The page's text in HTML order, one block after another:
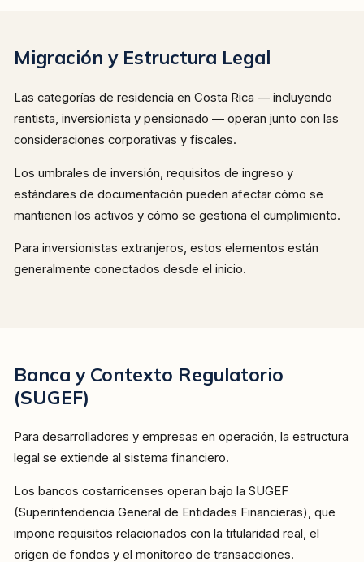
Migración y Estructura Legal
Las categorías de residencia en Costa Rica — incluyendo
rentista, inversionista y pensionado — operan junto con las
consideraciones corporativas y fiscales.
Los umbrales de inversión, requisitos de ingreso y
estándares de documentación pueden afectar cómo se
mantienen los activos y cómo se gestiona el cumplimiento.
Para inversionistas extranjeros, estos elementos están
generalmente conectados desde el inicio.
Banca y Contexto Regulatorio
(SUGEF)
Para desarrolladores y empresas en operación, la estructura
legal se extiende al sistema financiero.
Los bancos costarricenses operan bajo la SUGEF
(Superintendencia General de Entidades Financieras), que
impone requisitos relacionados con la titularidad real, el
origen de fondos y el monitoreo de transacciones.